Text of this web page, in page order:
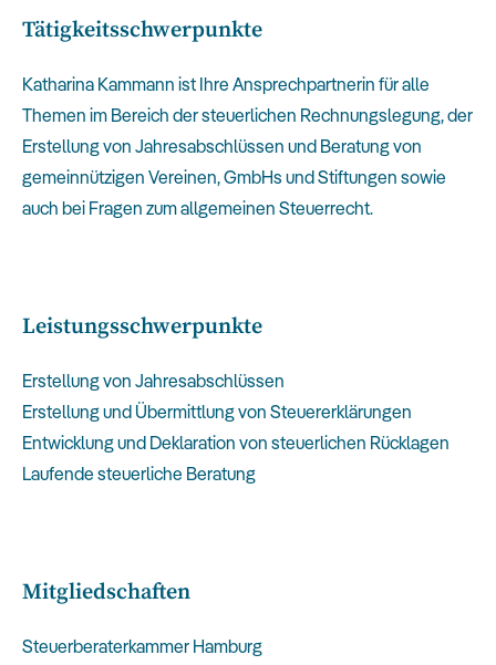
Tätigkeitsschwerpunkte
Katharina Kammann ist Ihre Ansprechpartnerin für alle
Themen im Bereich der steuerlichen Rechnungslegung, der
Erstellung von Jahresabschlüssen und Beratung von
gemeinnützigen Vereinen, GmbHs und Stiftungen sowie
auch bei Fragen zum allgemeinen Steuerrecht.
Leistungsschwerpunkte
Erstellung von Jahresabschlüssen
Erstellung und Übermittlung von Steuererklärungen
Entwicklung und Deklaration von steuerlichen Rücklagen
Laufende steuerliche Beratung
Mitgliedschaften
Steuerberaterkammer Hamburg